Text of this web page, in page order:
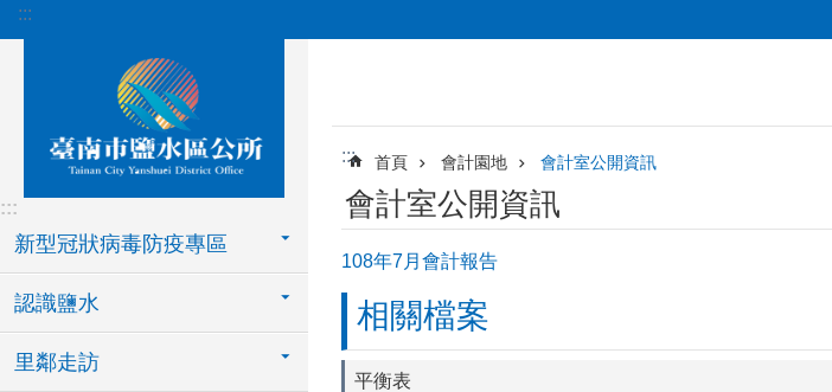
跳到主要內容區塊
:::
:::
新型冠狀病毒防疫專區
認識鹽水
里鄰走訪
::: 首頁 會計園地 會計室公開資訊
會計室公開資訊
108年7月會計報告
相關檔案
平衡表